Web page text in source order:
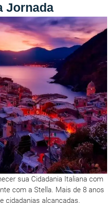
Jornada
sua Cidadania Italiana com
com a Stella. Mais de 8 anos
cidadanias alcançadas.